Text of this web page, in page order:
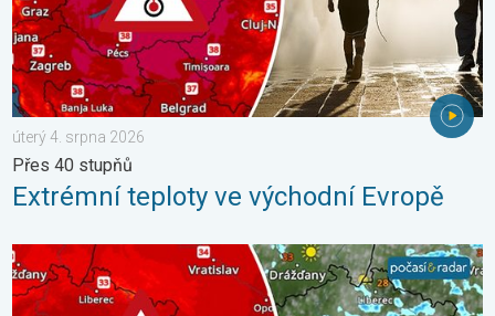
úterý 4. srpna 2026
Přes 40 stupňů
Extrémní teploty ve východní Evropě
Teploty porostou až ke 39 stupňům. Od úterý i bouřky. . .